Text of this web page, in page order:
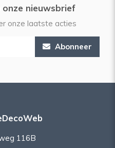
nieuwsbrief
onze laatste acties
Abonneer
116B